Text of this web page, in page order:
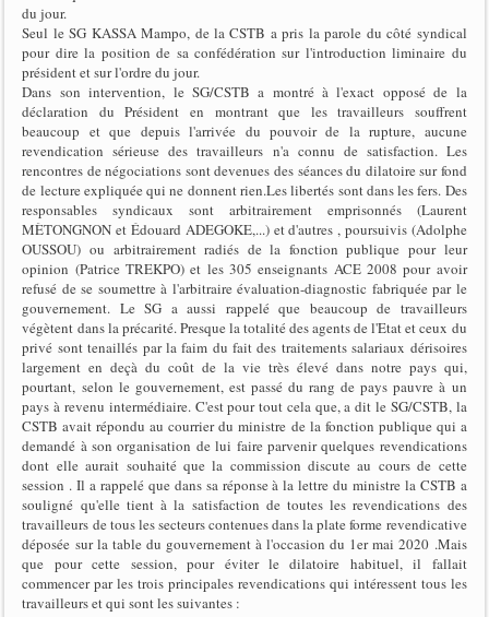
du jour.
Seul le SG KASSA Mampo, de la CSTB a pris la parole du côté syndical
pour dire la position de sa confédération sur l'introduction liminaire du
président et sur l'ordre du jour.
Dans son intervention, le SG/CSTB a montré à l'exact opposé de la
déclaration du Président en montrant que les travailleurs souffrent
beaucoup et que depuis l'arrivée du pouvoir de la rupture, aucune
revendication sérieuse des travailleurs n'a connu de satisfaction. Les
rencontres de négociations sont devenues des séances du dilatoire sur fond
de lecture expliquée qui ne donnent rien.Les libertés sont dans les fers. Des
responsables syndicaux sont arbitrairement emprisonnés (Laurent
MÈTONGNON et Édouard ADEGOKE,...) et d'autres , poursuivis (Adolphe
OUSSOU) ou arbitrairement radiés de la fonction publique pour leur
opinion (Patrice TREKPO) et les 305 enseignants ACE 2008 pour avoir
refusé de se soumettre à l'arbitraire évaluation-diagnostic fabriquée par le
gouvernement. Le SG a aussi rappelé que beaucoup de travailleurs
végètent dans la précarité. Presque la totalité des agents de l'Etat et ceux du
privé sont tenaillés par la faim du fait des traitements salariaux dérisoires
largement en deçà du coût de la vie très élevé dans notre pays qui,
pourtant, selon le gouvernement, est passé du rang de pays pauvre à un
pays à revenu intermédiaire. C'est pour tout cela que, a dit le SG/CSTB, la
CSTB avait répondu au courrier du ministre de la fonction publique qui a
demandé à son organisation de lui faire parvenir quelques revendications
dont elle aurait souhaité que la commission discute au cours de cette
session . Il a rappelé que dans sa réponse à la lettre du ministre la CSTB a
souligné qu'elle tient à la satisfaction de toutes les revendications des
travailleurs de tous les secteurs contenues dans la plate forme revendicative
déposée sur la table du gouvernement à l'occasion du 1er mai 2020 .Mais
que pour cette session, pour éviter le dilatoire habituel, il fallait
commencer par les trois principales revendications qui intéressent tous les
travailleurs et qui sont les suivantes :